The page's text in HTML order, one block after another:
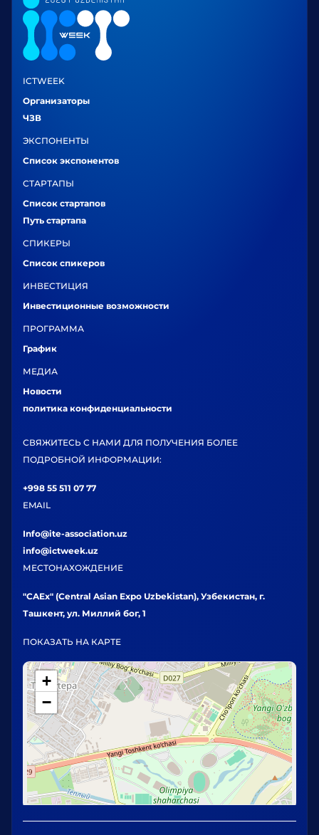
ICTWEEK
Организаторы
ЧЗВ
ЭКСПОНЕНТЫ
Список экспонентов
СТАРТАПЫ
Список стартапов
Путь стартапа
СПИКЕРЫ
Список спикеров
ИНВЕСТИЦИЯ
Инвестиционные возможности
ПРОГРАММА
График
МЕДИА
Новости
политика конфиденциальности
СВЯЖИТЕСЬ С НАМИ ДЛЯ ПОЛУЧЕНИЯ БОЛЕЕ
ПОДРОБНОЙ ИНФОРМАЦИИ:
+998 55 511 07 77
EMAIL
Info@ite-association.uz
info@ictweek.uz
МЕСТОНАХОЖДЕНИЕ
"CAEx" (Central Asian Expo Uzbekistan), Узбекистан, г.
Ташкент, ул. Миллий бог, 1
ПОКАЗАТЬ НА КАРТЕ
+
−